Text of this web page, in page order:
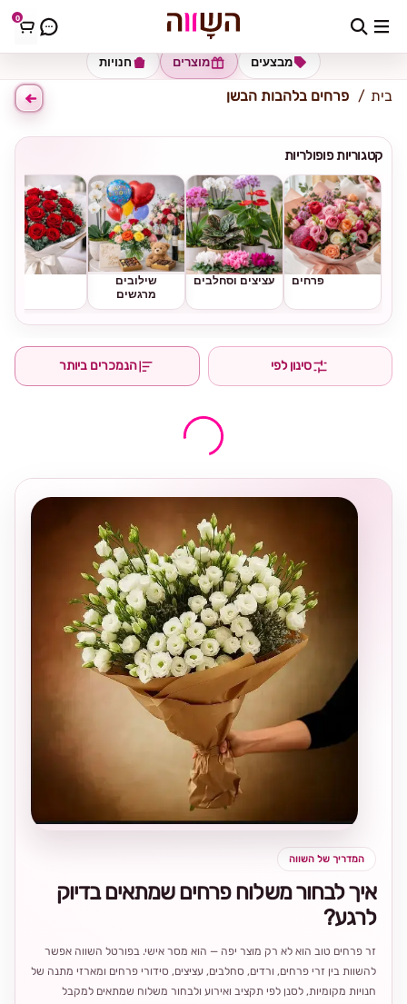
0 כתובת למשלוח הזינו כתובת
חנויות מוצרים מבצעים
בית פרחים בלהבות הבשן
קטגוריות פופולריות
פרחים עציצים וסחלבים
שילובים
מרגשים
סינון לפי הנמכרים ביותר
המדריך של השווה
איך לבחור משלוח פרחים שמתאים בדיוק
לרגע?
זר פרחים טוב הוא לא רק מוצר יפה — הוא מסר אישי. בפורטל השווה אפשר
להשוות בין זרי פרחים, ורדים, סחלבים, עציצים, סידורי פרחים ומארזי מתנה של
חנויות מקומיות, לסנן לפי תקציב ואירוע ולבחור משלוח שמתאים למקבל